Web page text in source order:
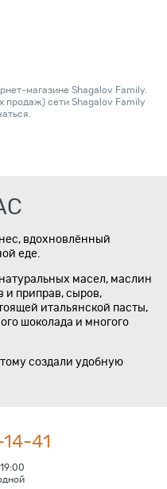
магазине Shagalov Family.
продаж) сети Shagalov Family
вдохновлённый
еде.
масел, маслин
и приправ, сыров,
итальянской пасты,
шоколада и многого
создали удобную
41